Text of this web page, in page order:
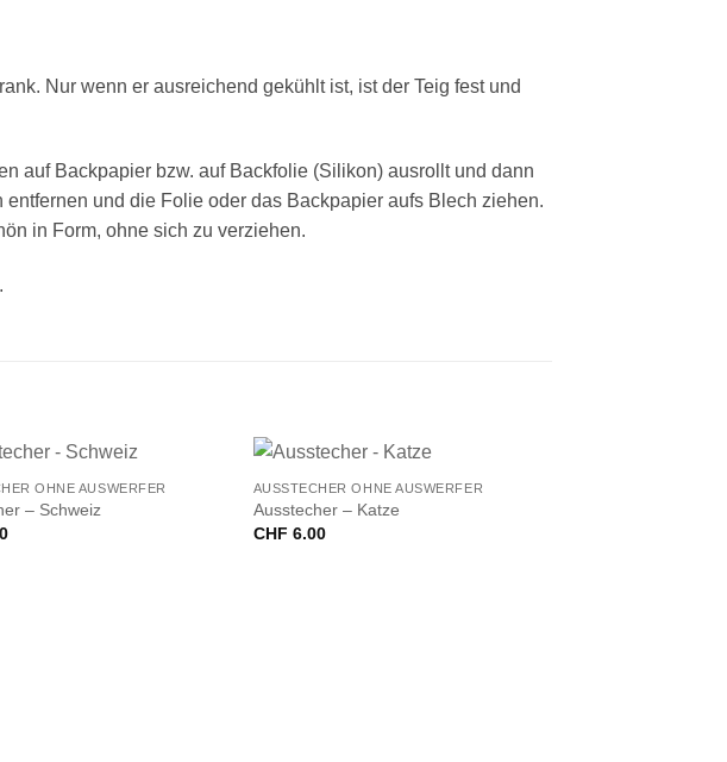
Nur wenn er ausreichend gekühlt ist, ist der Teig fest und
auf Backpapier bzw. auf Backfolie (Silikon) ausrollt und dann
und die Folie oder das Backpapier aufs Blech ziehen.
in Form, ohne sich zu verziehen.
.
OHNE AUSWERFER
– Schweiz
AUSSTECHER OHNE AUSWERFER
Ausstecher – Katze
CHF 6.00